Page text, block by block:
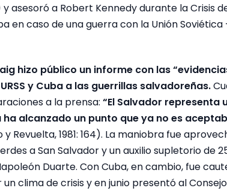
y asesoró a Robert Kennedy durante la Crisis
en caso de una guerra con la Unión
hizo público un informe con las
y Cuba a las guerrillas salvadoreñas.
a la prensa: “El Salvador representa
alcanzado un punto que ya no es
Revuelta, 1981: 164). La maniobra fue
a San Salvador y un auxilio supletorio de
Duarte. Con Cuba, en cambio, fue
clima de crisis y en junio presentó al